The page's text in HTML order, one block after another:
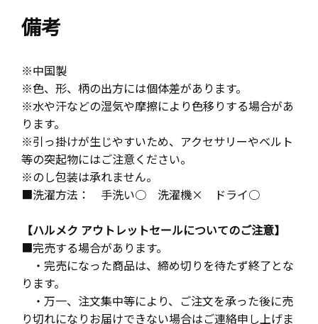
備考
※中国製
※色、形、柄の出方には個体差があります。
※水や汗などの湿気や摩擦により色移りする場合があ
ります。
※引っ掛けが生じやすいため、アクセサリーやベルト
等の突起物にはご注意ください。
※のし包装は承れません。
■洗濯方法： 手洗い○ 洗濯機× ドライ○
【ハルメク アウトレットセールについてのご注意】
■完売する場合があります。
・完売になった商品は、締め切りを待たず終了とな
ります。
・万一、注文集中等により、ご注文を承った後に売
り切れになりお届けできない場合はご連絡申し上げま